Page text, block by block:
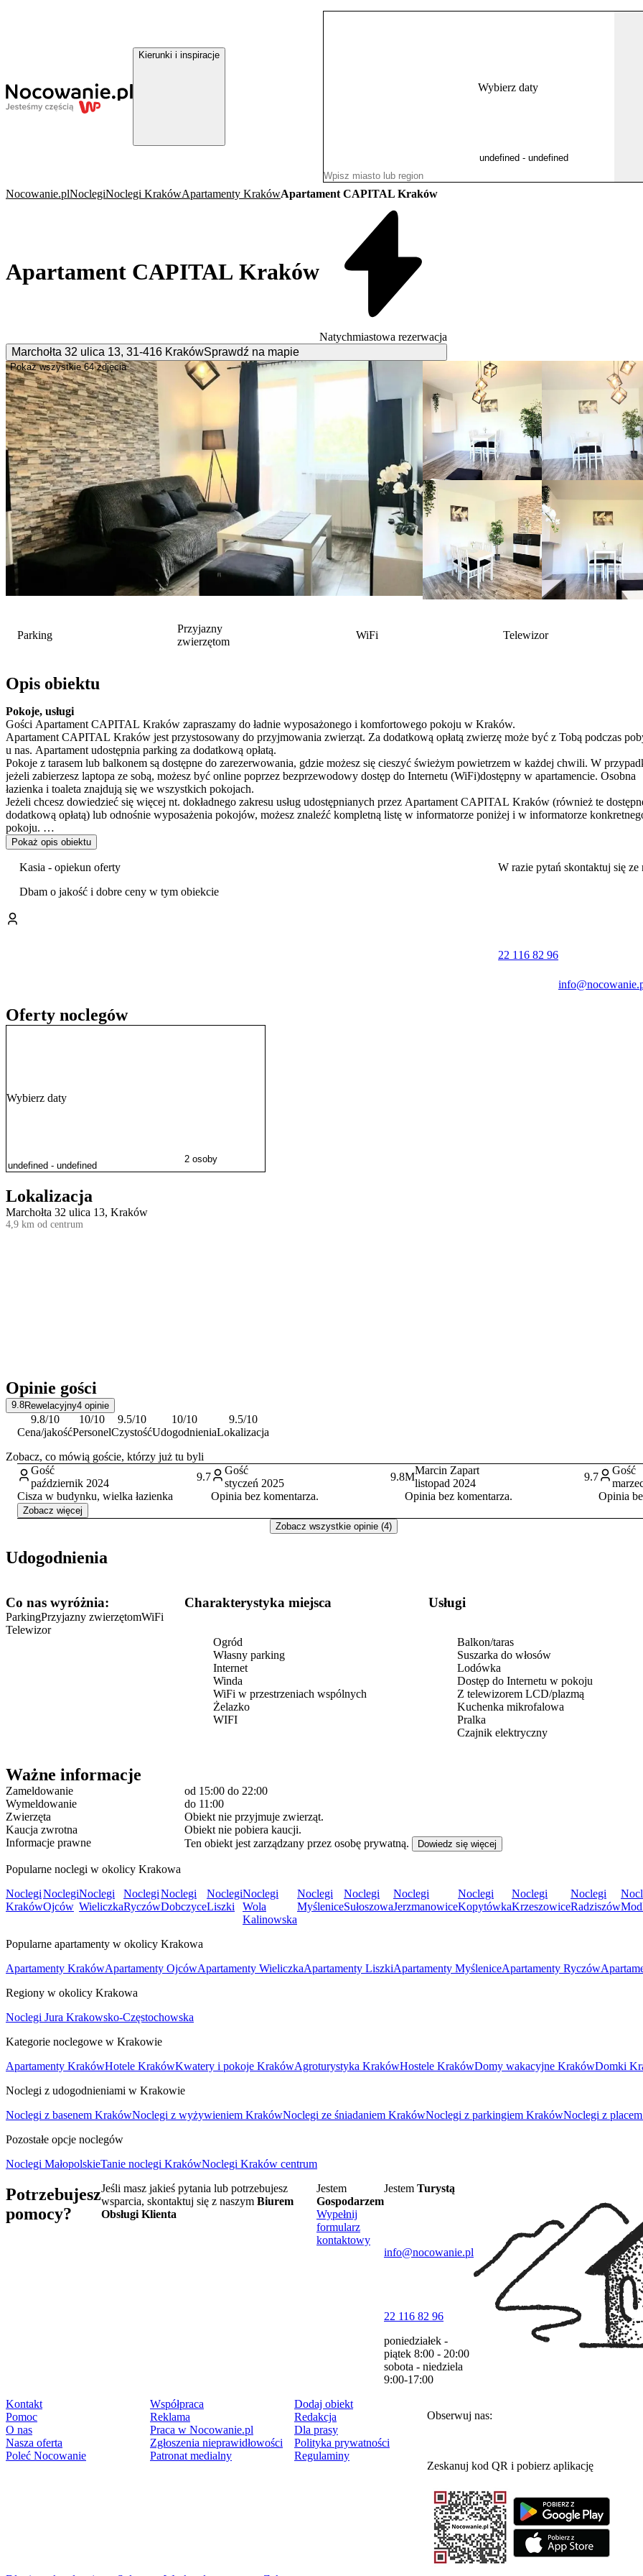
Kierunki i inspiracje
Wybierz daty
Nocowanie.plNoclegiNoclegi KrakówApartamenty KrakówApartament CAPITAL Kraków
Apartament CAPITAL Kraków
Natychmiastowa rezerwacja
Marchołta 32 ulica 13, 31-416 KrakówSprawdź na mapie
Pokaż wszystkie 64 zdjęcia
Parking
Przyjazny
zwierzętom
WiFi Telewizor
Opis obiektu
Pokoje, usługi
Gości Apartament CAPITAL Kraków zapraszamy do ładnie wyposażonego i komfortowego pokoju w Kraków.
Apartament CAPITAL Kraków jest przystosowany do przyjmowania zwierząt. Za dodatkową opłatą zwierzę może być z Tobą podczas
u nas. Apartament udostępnia parking za dodatkową opłatą.
Pokoje z tarasem lub balkonem są dostępne do zarezerwowania, gdzie możesz się cieszyć świeżym powietrzem w każdej chwili. W
jeżeli zabierzesz laptopa ze sobą, możesz być online poprzez bezprzewodowy dostęp do Internetu (WiFi)dostępny w apartamencie. Osobna
łazienka i toaleta znajdują się we wszystkich pokojach.
Jeżeli chcesz dowiedzieć się więcej nt. dokładnego zakresu usług udostępnianych przez Apartament CAPITAL Kraków (również te
dodatkową opłatą) lub odnośnie wyposażenia pokojów, możesz znaleźć kompletną listę w informatorze poniżej i w informatorze
pokoju.
Zakwaterowanie
Apartament jest zlokalizowany 6.8 km od Fabryka Schindlera.
Wyżywienie
Pokaż opis obiektu
Kasia - opiekun oferty
Dbam o jakość i dobre ceny w tym obiekcie
W razie pytań skontaktuj się ze
22 116 82 96
Lokalizacja
Marchołta 32 ulica 13, Kraków
4,9 km od centrum
Opinie gości
9.8Rewelacyjny4 opinie
9.8/10
Cena/jakość
10/10
Personel
9.5/10
Czystość
10/10
Udogodnienia
9.5/10
Lokalizacja
Zobacz, co mówią goście, którzy już tu byli
Gość
październik 2024
9.7
Cisza w budynku, wielka łazienka
Zobacz więcej
Gość
styczeń 2025
9.8
Opinia bez komentarza.
M
Marcin Zapart
listopad 2024
9.7
Opinia bez komentarza.
Gość
Opinia
Zobacz wszystkie opinie (4)
Oferty noclegów
Wybierz daty
2 osoby
Udogodnienia
Co nas wyróżnia:
ParkingPrzyjazny zwierzętomWiFi
Telewizor
Charakterystyka miejsca
Ogród
Własny parking
Internet
Winda
WiFi w przestrzeniach wspólnych
Żelazko
WIFI
Usługi
Balkon/taras
Suszarka do włosów
Lodówka
Dostęp do Internetu w pokoju
Z telewizorem LCD/plazmą
Kuchenka mikrofalowa
Pralka
Czajnik elektryczny
Ważne informacje
Zameldowanie od 15:00 do 22:00
Wymeldowanie
do 11:00
Zwierzęta
Obiekt nie przyjmuje zwierząt.
Kaucja zwrotna
Obiekt nie pobiera kaucji.
Informacje prawne
Ten obiekt jest zarządzany przez osobę prywatną. Dowiedz się więcej
Popularne noclegi w okolicy Krakowa
Noclegi
Kraków
Noclegi
Ojców
Noclegi
Wieliczka
Noclegi
Ryczów
Noclegi
Dobczyce
Noclegi
Liszki
Noclegi
Wola
Kalinowska
Noclegi
Myślenice
Noclegi
Sułoszowa
Noclegi
Jerzmanowice
Noclegi
Kopytówka
Noclegi
Krzeszowice
Noclegi
Radziszów
Popularne apartamenty w okolicy Krakowa
Apartamenty KrakówApartamenty OjcówApartamenty WieliczkaApartamenty LiszkiApartamenty MyśleniceApartamenty Ryczów
Regiony w okolicy Krakowa
Noclegi Jura Krakowsko-Częstochowska
Kategorie noclegowe w Krakowie
Apartamenty KrakówHotele KrakówKwatery i pokoje KrakówAgroturystyka KrakówHostele KrakówDomy wakacyjne KrakówDomki
Noclegi z udogodnieniami w Krakowie
Noclegi z basenem KrakówNoclegi z wyżywieniem KrakówNoclegi ze śniadaniem KrakówNoclegi z parkingiem KrakówNoclegi z
Pozostałe opcje noclegów
Noclegi MałopolskieTanie noclegi KrakówNoclegi Kraków centrum
Potrzebujesz
pomocy?
Jeśli masz jakieś pytania lub potrzebujesz
wsparcia, skontaktuj się z naszym Biurem
Obsługi Klienta
Jestem
Gospodarzem
Wypełnij
formularz
kontaktowy
Jestem Turystą
info@nocowanie.pl
22 116 82 96
poniedziałek -
piątek 8:00 - 20:00
sobota - niedziela
9:00-17:00
Kontakt
Pomoc
O nas
Nasza oferta
Poleć Nocowanie
Współpraca
Reklama
Praca w Nocowanie.pl
Zgłoszenia nieprawidłowości
Patronat medialny
Dodaj obiekt
Redakcja
Dla prasy
Polityka prywatności
Regulaminy
Obserwuj nas:
Zeskanuj kod QR i pobierz aplikację